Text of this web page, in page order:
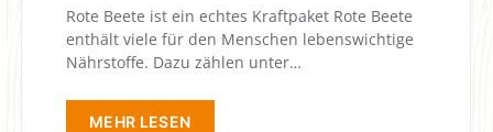
Rote Beete ist ein echtes Kraftpaket Rote Beete
enthält viele für den Menschen lebenswichtige
Nährstoffe. Dazu zählen unter…
MEHR LESEN